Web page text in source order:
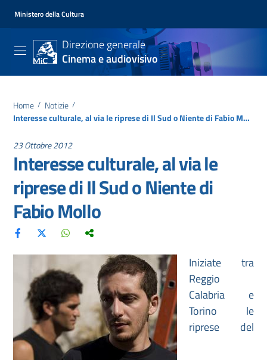
Ministero della Cultura
Direzione generale
Cinema e audiovisivo
Home / Notizie /
Interesse culturale, al via le riprese di Il Sud o Niente di Fabio Mollo
23 Ottobre 2012
Interesse culturale, al via le
riprese di Il Sud o Niente di
Fabio Mollo
Iniziate tra
Reggio
Calabria e
Torino le
riprese del